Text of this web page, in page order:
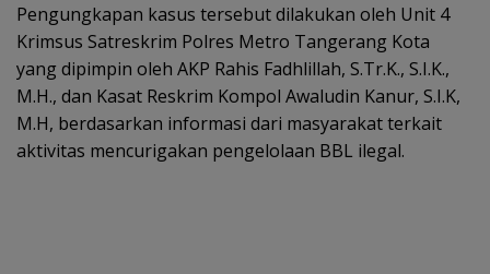
Pengungkapan kasus tersebut dilakukan oleh Unit 4
Krimsus Satreskrim Polres Metro Tangerang Kota
yang dipimpin oleh AKP Rahis Fadhlillah, S.Tr.K., S.I.K.,
M.H., dan Kasat Reskrim Kompol Awaludin Kanur, S.I.K,
M.H, berdasarkan informasi dari masyarakat terkait
aktivitas mencurigakan pengelolaan BBL ilegal.